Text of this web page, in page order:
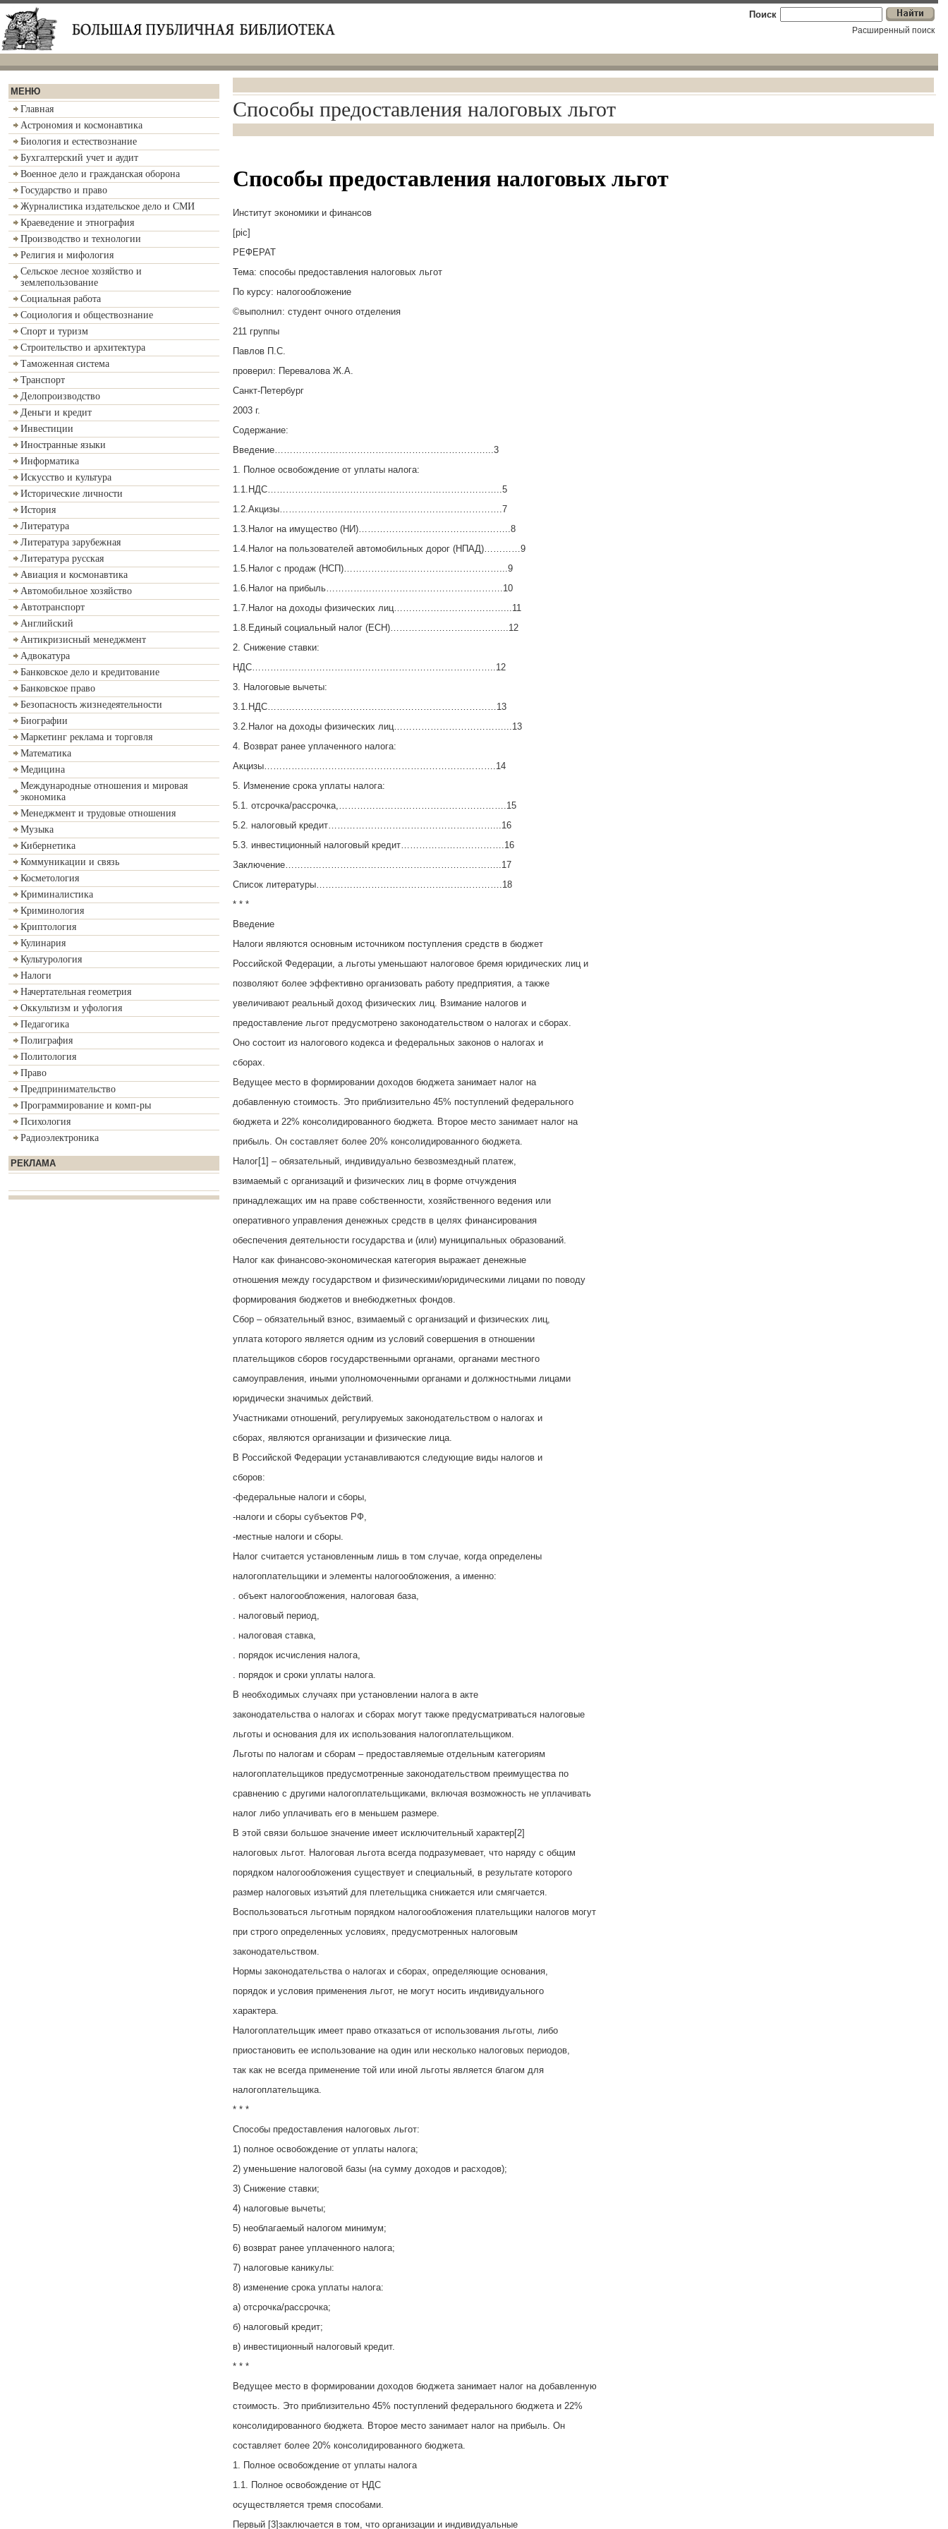
Поиск
Расширенный поиск
МЕНЮ
Главная
Астрономия и космонавтика
Биология и естествознание
Бухгалтерский учет и аудит
Военное дело и гражданская оборона
Государство и право
Журналистика издательское дело и СМИ
Краеведение и этнография
Производство и технологии
Религия и мифология
Сельское лесное хозяйство и
землепользование
Социальная работа
Социология и обществознание
Спорт и туризм
Строительство и архитектура
Таможенная система
Транспорт
Делопроизводство
Деньги и кредит
Инвестиции
Иностранные языки
Информатика
Искусство и культура
Исторические личности
История
Литература
Литература зарубежная
Литература русская
Авиация и космонавтика
Автомобильное хозяйство
Автотранспорт
Английский
Антикризисный менеджмент
Адвокатура
Банковское дело и кредитование
Банковское право
Безопасность жизнедеятельности
Биографии
Маркетинг реклама и торговля
Математика
Медицина
Международные отношения и мировая
экономика
Менеджмент и трудовые отношения
Музыка
Кибернетика
Коммуникации и связь
Косметология
Криминалистика
Криминология
Криптология
Кулинария
Культурология
Налоги
Начертательная геометрия
Оккультизм и уфология
Педагогика
Полиграфия
Политология
Право
Предпринимательство
Программирование и комп-ры
Психология
Радиоэлектроника
РЕКЛАМА
Способы предоставления налоговых льгот
Способы предоставления налоговых льгот
Институт экономики и финансов
[pic]
РЕФЕРАТ
Тема: способы предоставления налоговых льгот
По курсу: налогообложение
©выполнил: студент очного отделения
211 группы
Павлов П.С.
проверил: Перевалова Ж.А.
Санкт-Петербург
2003 г.
Содержание:
Введение……………………………………………………………...3
1. Полное освобождение от уплаты налога:
1.1.НДС…………………………………………………………………..5
1.2.Акцизы……………………………………………………………….7
1.3.Налог на имущество (НИ)…………………………………………..8
1.4.Налог на пользователей автомобильных дорог (НПАД)…………9
1.5.Налог с продаж (НСП)……………………………………………...9
1.6.Налог на прибыль………………………………………………….10
1.7.Налог на доходы физических лиц………………………………...11
1.8.Единый социальный налог (ЕСН)………………………………...12
2. Снижение ставки:
НДС……………………………………………………………………..12
3. Налоговые вычеты:
3.1.НДС…………………………………………………………………13
3.2.Налог на доходы физических лиц………………………………...13
4. Возврат ранее уплаченного налога:
Акцизы………………………………………………………………….14
5. Изменение срока уплаты налога:
5.1. отсрочка/рассрочка,……………………………………………….15
5.2. налоговый кредит………………………………………………...16
5.3. инвестиционный налоговый кредит…………………………….16
Заключение……………………………………………………………..17
Список литературы…………………………………………………….18
* * *
Введение
Налоги являются основным источником поступления средств в бюджет
Российской Федерации, а льготы уменьшают налоговое бремя юридических лиц и
позволяют более эффективно организовать работу предприятия, а также
увеличивают реальный доход физических лиц. Взимание налогов и
предоставление льгот предусмотрено законодательством о налогах и сборах.
Оно состоит из налогового кодекса и федеральных законов о налогах и
сборах.
Ведущее место в формировании доходов бюджета занимает налог на
добавленную стоимость. Это приблизительно 45% поступлений федерального
бюджета и 22% консолидированного бюджета. Второе место занимает налог на
прибыль. Он составляет более 20% консолидированного бюджета.
Налог[1] – обязательный, индивидуально безвозмездный платеж,
взимаемый с организаций и физических лиц в форме отчуждения
принадлежащих им на праве собственности, хозяйственного ведения или
оперативного управления денежных средств в целях финансирования
обеспечения деятельности государства и (или) муниципальных образований.
Налог как финансово-экономическая категория выражает денежные
отношения между государством и физическими/юридическими лицами по поводу
формирования бюджетов и внебюджетных фондов.
Сбор – обязательный взнос, взимаемый с организаций и физических лиц,
уплата которого является одним из условий совершения в отношении
плательщиков сборов государственными органами, органами местного
самоуправления, иными уполномоченными органами и должностными лицами
юридически значимых действий.
Участниками отношений, регулируемых законодательством о налогах и
сборах, являются организации и физические лица.
В Российской Федерации устанавливаются следующие виды налогов и
сборов:
-федеральные налоги и сборы,
-налоги и сборы субъектов РФ,
-местные налоги и сборы.
Налог считается установленным лишь в том случае, когда определены
налогоплательщики и элементы налогообложения, а именно:
. объект налогообложения, налоговая база,
. налоговый период,
. налоговая ставка,
. порядок исчисления налога,
. порядок и сроки уплаты налога.
В необходимых случаях при установлении налога в акте
законодательства о налогах и сборах могут также предусматриваться налоговые
льготы и основания для их использования налогоплательщиком.
Льготы по налогам и сборам – предоставляемые отдельным категориям
налогоплательщиков предусмотренные законодательством преимущества по
сравнению с другими налогоплательщиками, включая возможность не уплачивать
налог либо уплачивать его в меньшем размере.
В этой связи большое значение имеет исключительный характер[2]
налоговых льгот. Налоговая льгота всегда подразумевает, что наряду с общим
порядком налогообложения существует и специальный, в результате которого
размер налоговых изъятий для плетельщика снижается или смягчается.
Воспользоваться льготным порядком налогообложения плательщики налогов могут
при строго определенных условиях, предусмотренных налоговым
законодательством.
Нормы законодательства о налогах и сборах, определяющие основания,
порядок и условия применения льгот, не могут носить индивидуального
характера.
Налогоплательщик имеет право отказаться от использования льготы, либо
приостановить ее использование на один или несколько налоговых периодов,
так как не всегда применение той или иной льготы является благом для
налогоплательщика.
* * *
Способы предоставления налоговых льгот:
1) полное освобождение от уплаты налога;
2) уменьшение налоговой базы (на сумму доходов и расходов);
3) Снижение ставки;
4) налоговые вычеты;
5) необлагаемый налогом минимум;
6) возврат ранее уплаченного налога;
7) налоговые каникулы:
8) изменение срока уплаты налога:
а) отсрочка/рассрочка;
б) налоговый кредит;
в) инвестиционный налоговый кредит.
* * *
Ведущее место в формировании доходов бюджета занимает налог на добавленную
стоимость. Это приблизительно 45% поступлений федерального бюджета и 22%
консолидированного бюджета. Второе место занимает налог на прибыль. Он
составляет более 20% консолидированного бюджета.
1. Полное освобождение от уплаты налога
1.1. Полное освобождение от НДС
осуществляется тремя способами.
Первый [3]заключается в том, что организации и индивидуальные